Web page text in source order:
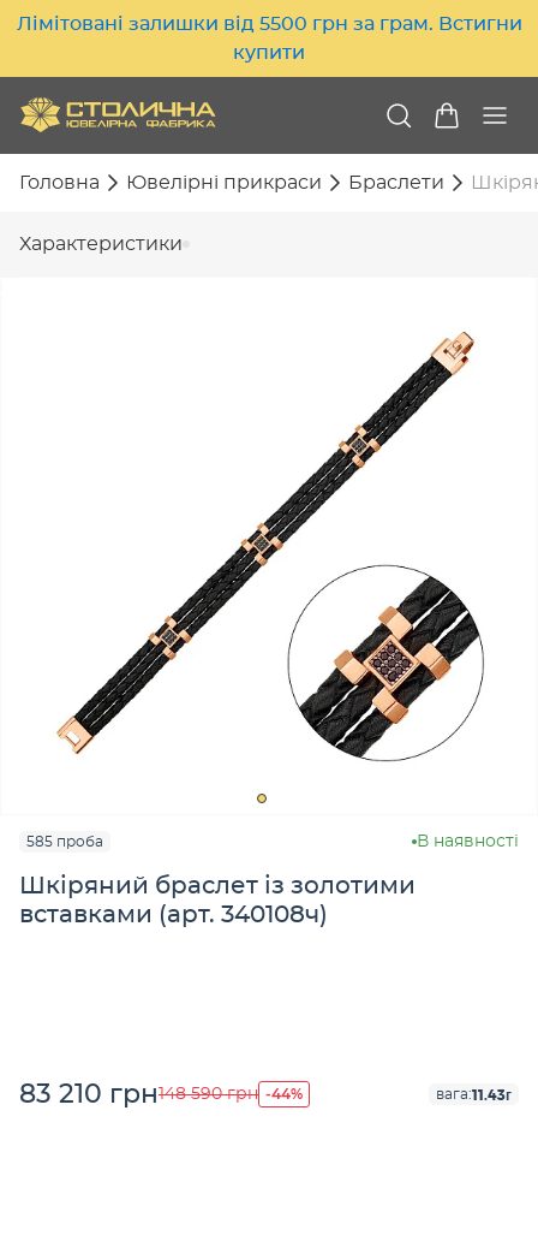
Лімітовані залишки від 5500 грн за грам. Встигни
купити
Головна Ювелірні прикраси Браслети
Характеристики
585 проба В наявності
Шкіряний браслет із золотими
вставками (арт. 340108ч)
83 210 грн148 590 грн -44% вага:11.43г